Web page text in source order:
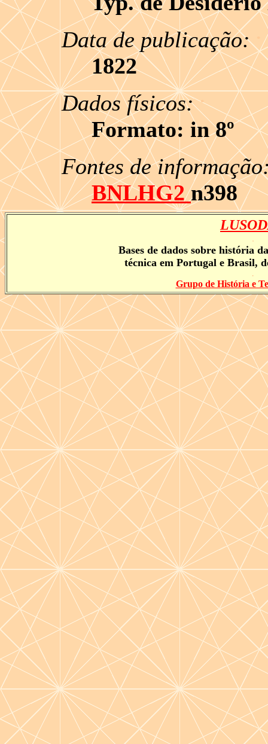
Data de publicação:
1822
Dados físicos:.
Formato: in 8º
Fontes de
BNLHG2n398
.
Bases de dados sobre história
técnica em Portugal e Brasil,
.
Grupo de História e